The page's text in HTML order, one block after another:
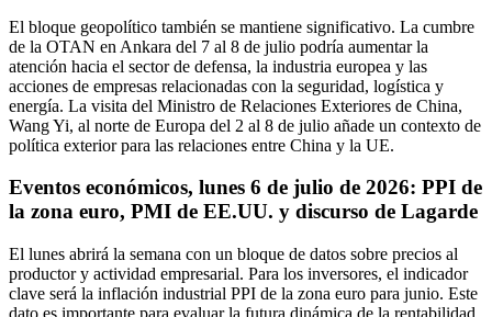
El bloque geopolítico también se mantiene significativo. La cumbre
de la OTAN en Ankara del 7 al 8 de julio podría aumentar la
atención hacia el sector de defensa, la industria europea y las
acciones de empresas relacionadas con la seguridad, logística y
energía. La visita del Ministro de Relaciones Exteriores de China,
Wang Yi, al norte de Europa del 2 al 8 de julio añade un contexto de
política exterior para las relaciones entre China y la UE.
Eventos económicos, lunes 6 de julio de 2026: PPI de
la zona euro, PMI de EE.UU. y discurso de Lagarde
El lunes abrirá la semana con un bloque de datos sobre precios al
productor y actividad empresarial. Para los inversores, el indicador
clave será la inflación industrial PPI de la zona euro para junio. Este